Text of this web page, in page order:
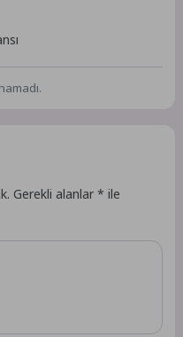
Gerekli alanlar* ile